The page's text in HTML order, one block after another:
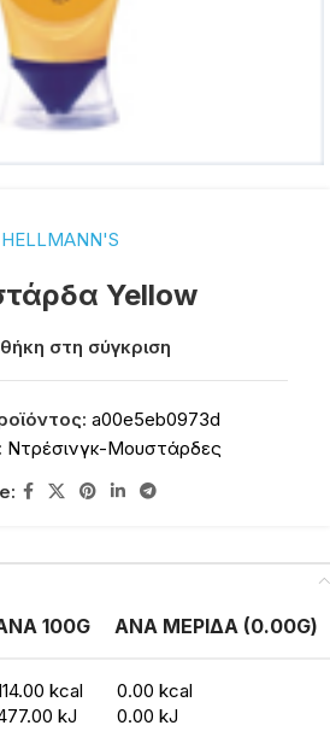
HELLMANN'S
Yellow
στη σύγκριση
a00e5eb0973d
Ντρέσινγκ-Μουστάρδες
100G ΑΝΑ ΜΕΡΙΔΑ (0.00G)
kcal
kJ
0.00 kcal
0.00 kJ